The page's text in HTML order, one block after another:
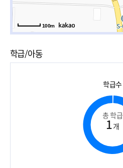
100m
학급/아동
학급수
총 학급
1개